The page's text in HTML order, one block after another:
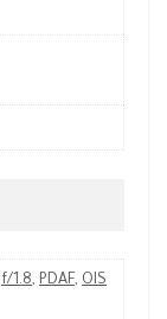
f/1.8, PDAF, OIS